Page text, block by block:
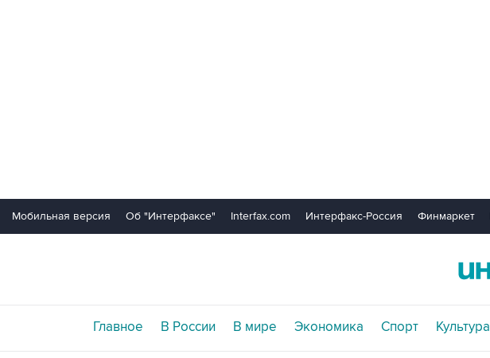
Мобильная версия Об "Интерфаксе" Interfax.com Интерфакс-Россия Финмаркет
Главное В России В мире Экономика Спорт Культура